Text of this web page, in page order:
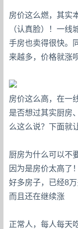
房价这么燃，其实
（认真脸）！一
手房也卖得很快。
来越多，价格就涨
房价这么高，在一
是否想过其实厨房
么这么说？下面就
厨房为什么可以不
因为是房价太高了！
好多房子，已经8
而且还在继续涨
正常人，每人每天